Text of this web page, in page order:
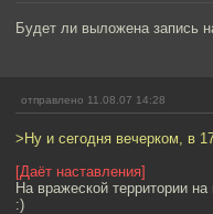
Будет ли выложена запись
отправлено 11.08.07 14:28
>Ну и сегодня вечерком, в
[Даёт наставления]
На вражеской территории
:)